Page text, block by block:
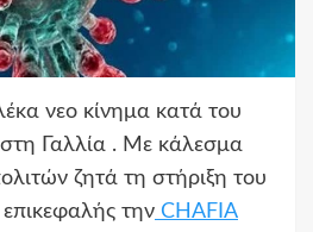
νεο κίνημα κατά του
Γαλλία . Με κάλεσμα
ζητά τη στήριξη του
επικεφαλής την CHAFIA